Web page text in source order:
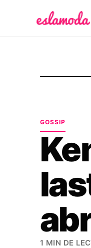
GOSSIP
1 MIN DE